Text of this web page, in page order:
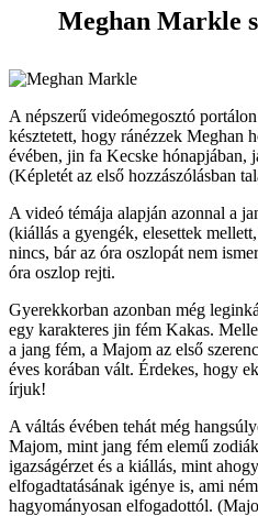
Meghan Markle
A népszerű videómegosztó
késztetett, hogy ránézzek Meghan
évében, jin fa Kecske hónapjában,
(Képletét az első hozzászólásban
A videó témája alapján azonnal a
(kiállás a gyengék, elesettek
nincs, bár az óra oszlopát nem
óra oszlop rejti.
Gyerekkorban azonban még
egy karakteres jin fém Kakas.
a jang fém, a Majom az első
éves korában vált. Érdekes, hogy
írjuk!
A váltás évében tehát még
Majom, mint jang fém elemű
igazságérzet és a kiállás, mint
elfogadtatásának igénye is, ami
hagyományosan elfogadottól.